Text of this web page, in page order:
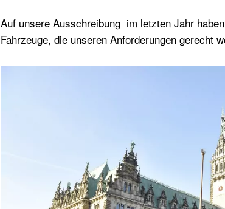
Auf unsere Ausschreibung im letzten Jahr
Fahrzeuge, die unseren Anforderungen gerecht